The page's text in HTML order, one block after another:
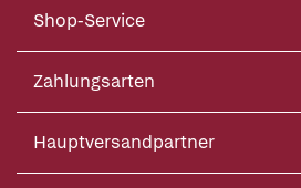
Shop-Service
Zahlungsarten
Hauptversandpartner